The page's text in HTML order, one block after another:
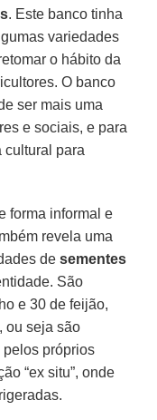
. Este banco tinha
variedades
o hábito da
O banco
ser mais uma
e sociais, e para
cultural para
forma informal e
revela uma
desementes
São
e 30 de feijão,
ou seja são
próprios
“ex situ”, onde